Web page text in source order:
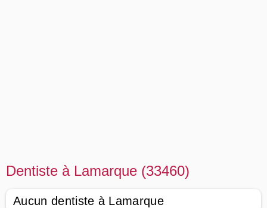
Dentiste à Lamarque (33460)
Aucun dentiste à Lamarque